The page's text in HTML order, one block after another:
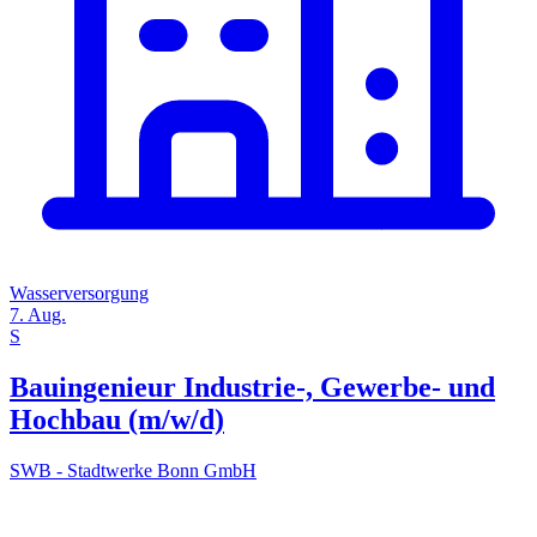
Wasserversorgung
7. Aug.
S
Bauingenieur Industrie-, Gewerbe- und
Hochbau (m/w/d)
SWB - Stadtwerke Bonn GmbH